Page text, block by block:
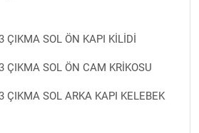
ÇIKMA SOL ÖN KAPI KİLİDİ
ÇIKMA SOL ÖN CAM KRİKOSU
ÇIKMA SOL ARKA KAPI KELEBEK